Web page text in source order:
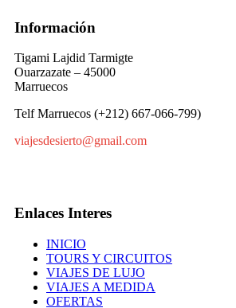
Información
Tigami Lajdid Tarmigte
Ouarzazate – 45000
Marruecos
Telf Marruecos (+212) 667-066-799)
viajesdesierto@gmail.com
Enlaces Interes
INICIO
TOURS Y CIRCUITOS
VIAJES DE LUJO
VIAJES A MEDIDA
OFERTAS